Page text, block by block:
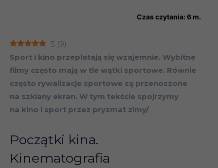
Czas czytania: 6 m.
5 (9)
Sport i kino przeplatają się wzajemnie. Wybitne
filmy często mają w tle wątki sportowe. Równie
często rywalizacje sportowe są przenoszone
na szklany ekran. W tym tekście spojrzymy
na kino i sport przez pryzmat zimy/
Początki kina.
Kinematografia